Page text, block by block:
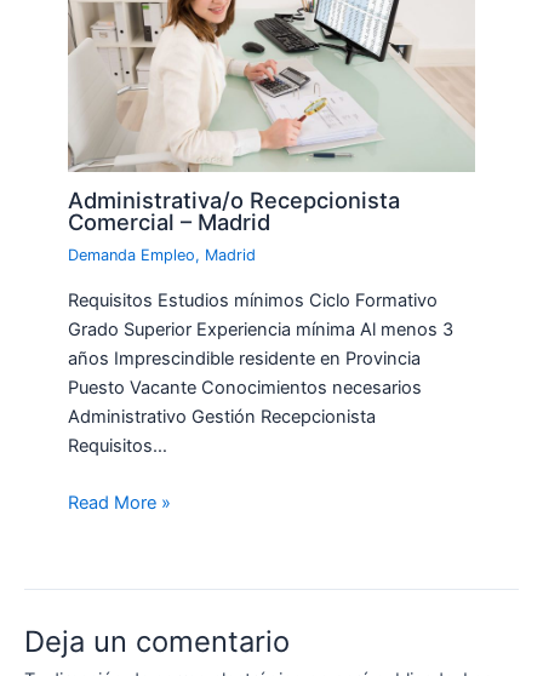
Administrativa/o Recepcionista
Comercial – Madrid
Demanda Empleo, Madrid
Requisitos Estudios mínimos Ciclo Formativo
Grado Superior Experiencia mínima Al menos 3
años Imprescindible residente en Provincia
Puesto Vacante Conocimientos necesarios
Administrativo Gestión Recepcionista
Requisitos…
Read More »
Deja un comentario